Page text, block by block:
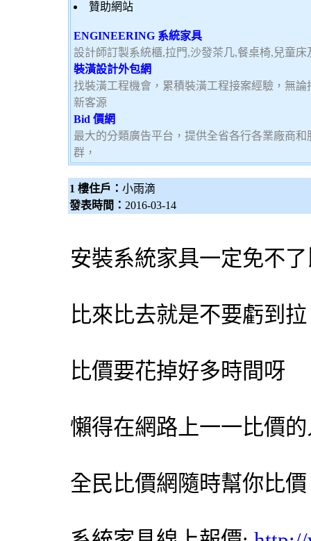
贊助網站
ENGINEERING 系統家具
設計師訂製系統櫃,拉門,沙發茶几,餐桌椅,兒童
裝潢設計外包網
找裝潢工程機會，累積裝潢工程接案經驗，無
新客源
Bid 價網
最大的分類廣告平台，提供全省各行各業廠商
群，
1 樓住戶： 小雨滴
發表時間： 2016-03-14
安裝系統家具一定免不
比來比去就是不要虧到拉
比價要花掉好多時間呀
懶得在網路上一一比價
全民比價網 隨時幫你比